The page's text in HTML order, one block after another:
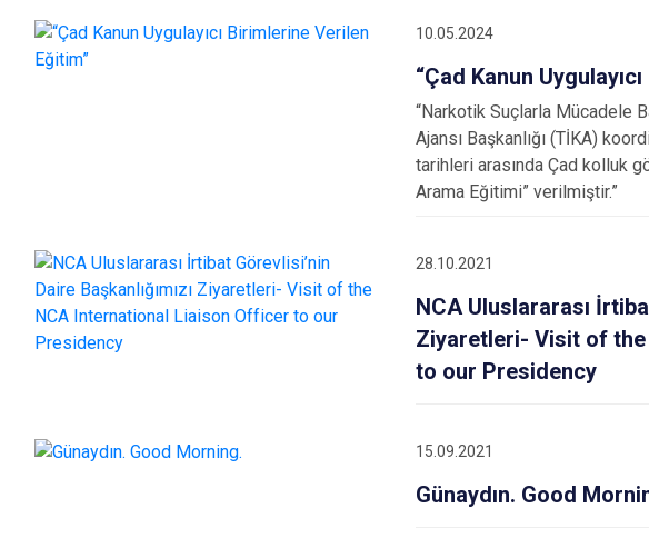
10.05.2024
“Çad Kanun
“Narkotik Suçlarla Mücadele
Ajansı Başkanlığı (TİKA)
tarihleri arasında Çad kolluk
Arama Eğitimi” verilmiştir.”
28.10.2021
NCA Uluslararası
Ziyaretleri- Visit of
to our Presidency
15.09.2021
Günaydın. Good